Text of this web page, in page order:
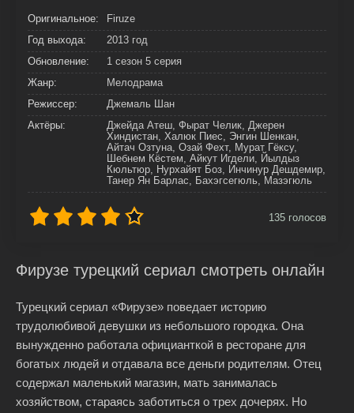
Оригинальное:
Firuze
Год выхода:
2013 год
Обновление:
1 сезон 5 серия
Жанр:
Мелодрама
Режиссер:
Джемаль Шан
Актёры:
Джейда Атеш, Фырат Челик, Джерен
Хиндистан, Халюк Пиес, Энгин Шенкан,
Айтач Озтуна, Озай Фехт, Мурат Гёксу,
Шебнем Кёстем, Айкут Игдели, Йылдыз
Кюльтюр, Нурхайят Боз, Инчинур Дешдемир,
Танер Ян Барлас, Бахэгсегюль, Мазэгюль
135 голосов
Фирузе турецкий сериал смотреть онлайн
Турецкий сериал «Фирузе» поведает историю
трудолюбивой девушки из небольшого городка. Она
вынужденно работала официанткой в ресторане для
богатых людей и отдавала все деньги родителям. Отец
содержал маленький магазин, мать занималась
хозяйством, стараясь заботиться о трех дочерях. Но